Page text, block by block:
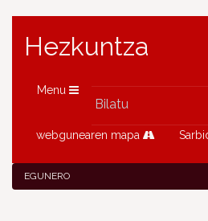
Hezkuntza
Menu
webgunearen mapa
EGUNERO